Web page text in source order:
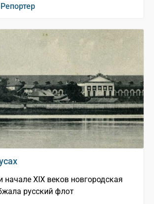
Репортер
начале XIX веков новгородская
русский флот